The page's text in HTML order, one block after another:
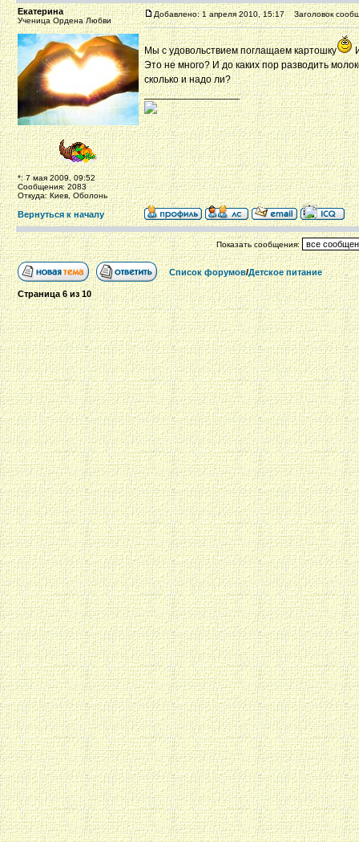
Екатерина
Ученица Ордена Любви
*: 7 мая 2009, 09:52
Сообщения: 2083
Откуда: Киев, Оболонь
Добавлено: 1 апреля 2010, 15:17 Заголовок
Мы с удовольствием поглащаем картошку
Это не много? И до каких пор разводить
сколько и надо ли?
_________________
Вернуться к началу
Показать сообщения:
Список форумов/Детское питание
Страница6из10